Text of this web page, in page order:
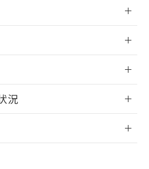
。
ン/会員登録
況
例